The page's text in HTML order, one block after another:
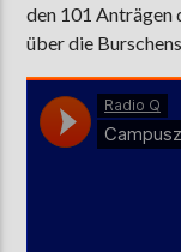
AKTUELLE SENDUNG
19:00
den 101 Anträgen
über die